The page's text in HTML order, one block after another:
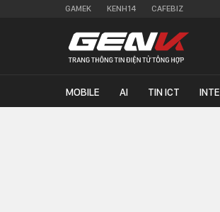
GAMEK KENH14 CAFEBIZ
MOBILE AI TIN ICT